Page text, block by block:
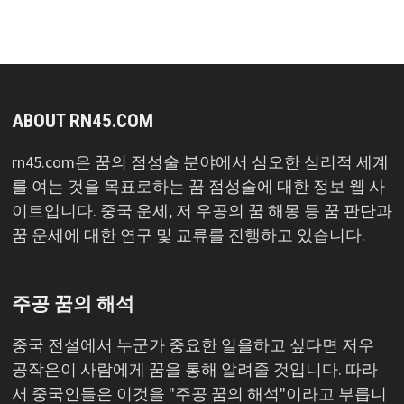
ABOUT RN45.COM
rn45.com은 꿈의 점성술 분야에서 심오한 심리적 세계
를 여는 것을 목표로하는 꿈 점성술에 대한 정보 웹 사
이트입니다. 중국 운세, 저 우공의 꿈 해몽 등 꿈 판단과
꿈 운세에 대한 연구 및 교류를 진행하고 있습니다.
주공 꿈의 해석
중국 전설에서 누군가 중요한 일을하고 싶다면 저우
공작은이 사람에게 꿈을 통해 알려줄 것입니다. 따라
서 중국인들은 이것을 "주공 꿈의 해석"이라고 부릅니